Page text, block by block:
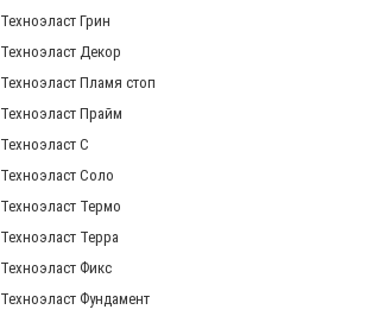
Техноэласт Грин
Техноэласт Декор
Техноэласт Пламя стоп
Техноэласт Прайм
Техноэласт С
Техноэласт Соло
Техноэласт Термо
Техноэласт Терра
Техноэласт Фикс
Техноэласт Фундамент